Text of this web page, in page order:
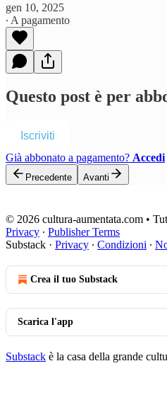
gen 10, 2025
∙ A pagamento
Questo post è per
Iscriviti
Già abbonato a pagamento? Accedi
Precedente Avanti
© 2026 cultura-aumentata.com •
Privacy ∙ Publisher Terms
Substack · Privacy ∙ Condizioni ∙
Crea il tuo Substack
Scarica l'app
Substack è la casa della grande